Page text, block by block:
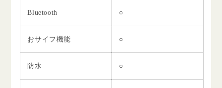
Bluetooth ○
おサイフ機能 ○
防水 ○